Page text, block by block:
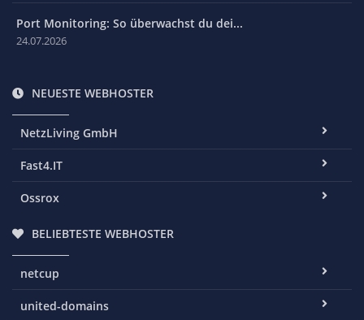
Port Monitoring: So überwachst du dei...
24.07.2026
NEUESTE WEBHOSTER
NetzLiving GmbH
Fast4.IT
Ossrox
BELIEBTESTE WEBHOSTER
netcup
united-domains